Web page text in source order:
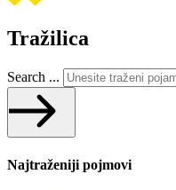
Tražilica
Search ...
Najtraženiji pojmovi